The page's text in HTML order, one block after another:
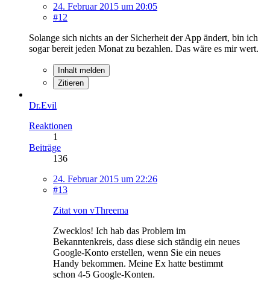
24. Februar 2015 um 20:05
#12
Solange sich nichts an der Sicherheit der App ändert, bin ich
sogar bereit jeden Monat zu bezahlen. Das wäre es mir wert.
Inhalt melden
Zitieren
Dr.Evil
Reaktionen
1
Beiträge
136
24. Februar 2015 um 22:26
#13
Zitat von vThreema
Zwecklos! Ich hab das Problem im
Bekanntenkreis, dass diese sich ständig ein neues
Google-Konto erstellen, wenn Sie ein neues
Handy bekommen. Meine Ex hatte bestimmt
schon 4-5 Google-Konten.